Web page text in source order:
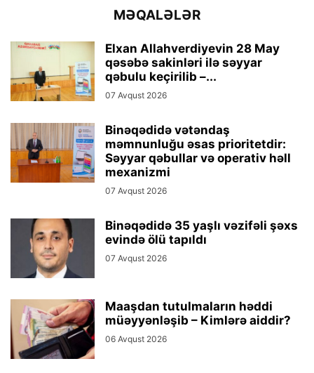
MƏQALƏLƏR
Elxan Allahverdiyevin 28 May
qəsəbə sakinləri ilə səyyar
qəbulu keçirilib –...
07 Avqust 2026
Binəqədidə vətəndaş
məmnunluğu əsas prioritetdir:
Səyyar qəbullar və operativ həll
mexanizmi
07 Avqust 2026
Binəqədidə 35 yaşlı vəzifəli şəxs
evində ölü tapıldı
07 Avqust 2026
Maaşdan tutulmaların həddi
müəyyənləşib – Kimlərə aiddir?
06 Avqust 2026